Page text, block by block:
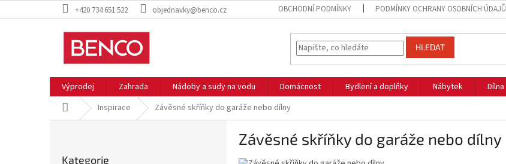
na
+420 734 651 522 objednavky@benco.cz OBCHODNÍ PODMÍNKY PODMÍNKY OCHRANY OSOBNÍCH ÚDAJŮ
HLEDAT
Výprodej Zahrada Nádoby a sudy na vodu Domácnost Bydlení a doplňky Nábytek Dílna
Domů Inspirace Závěsné skříňky do garáže nebo dílny
kategorie
Kategorie
Závěsné skříňky do garáže nebo dílny